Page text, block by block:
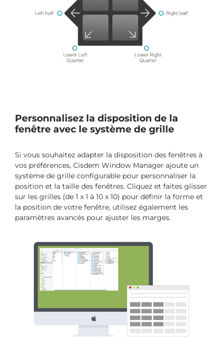
Personnalisez la disposition de la
fenêtre avec le système de grille
Si vous souhaitez adapter la disposition des fenêtres à
vos préférences, Cisdem Window Manager ajoute un
système de grille configurable pour personnaliser la
position et la taille des fenêtres. Cliquez et faites glisser
sur les grilles (de 1 x 1 à 10 x 10) pour définir la forme et
la position de votre fenêtre, utilisez également les
paramètres avancés pour ajuster les marges.